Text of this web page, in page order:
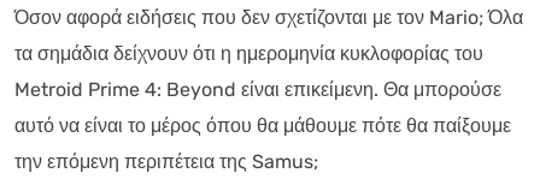
Όσον αφορά ειδήσεις που δεν σχετίζονται με τον Mario; Όλα
τα σημάδια δείχνουν ότι η ημερομηνία κυκλοφορίας του
Metroid Prime 4: Beyond είναι επικείμενη. Θα μπορούσε
αυτό να είναι το μέρος όπου θα μάθουμε πότε θα παίξουμε
την επόμενη περιπέτεια της Samus;